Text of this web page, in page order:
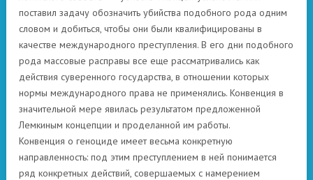
поставил задачу обозначить убийства подобного рода одним
словом и добиться, чтобы они были квалифицированы в
качестве международного преступления. В его дни подобного
рода массовые расправы все еще рассматривались как
действия суверенного государства, в отношении которых
нормы международного права не применялись. Конвенция в
значительной мере явилась результатом предложенной
Лемкиным концепции и проделанной им работы.
Конвенция о геноциде имеет весьма конкретную
направленность: под этим преступлением в ней понимается
ряд конкретных действий, совершаемых с намерением